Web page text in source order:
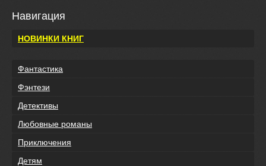
Навигация
НОВИНКИ КНИГ
Фантастика
Фэнтези
Детективы
Любовные романы
Приключения
Детям